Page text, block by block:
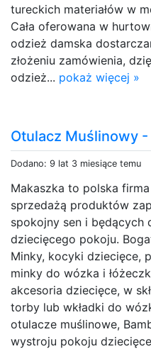
tureckich materiałów w
Cała oferowana w
odzież damska
złożeniu zamówienia,
odzież... pokaż więcej »
Otulacz Muślinowy -
Dodano: 9 lat 3 miesiące temu
Makaszka to polska
sprzedażą produktów
spokojny sen i będących
dziecięcego pokoju.
Minky, kocyki dziecięce,
minky do wózka i
akcesoria dziecięce, w
torby lub wkładki do
otulacze muślinowe,
wystroju pokoju